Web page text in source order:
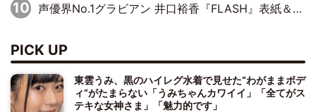
声優界No.1グラビアン 井口裕香『FLASH』表紙＆巻頭を飾る
PICK UP
東雲うみ、黒のハイレグ水着で見せた“わがままボデ
ィ”がたまらない「うみちゃんカワイイ」「全てがス
テキな女神さま」「魅力的です」